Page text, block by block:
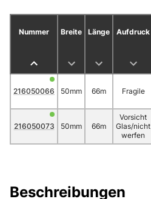
Nummer Breite Länge Aufdruck
216050066 50mm 66m Fragile
216050073 50mm 66m
Vorsicht
Glas/nicht
werfen
Beschreibungen